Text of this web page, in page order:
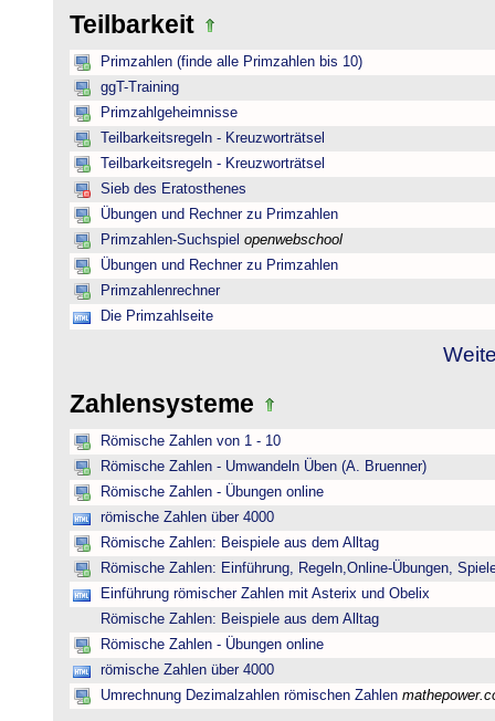
Teilbarkeit
Primzahlen (finde alle Primzahlen bis 10)
ggT-Training
Primzahlgeheimnisse
Teilbarkeitsregeln - Kreuzworträtsel
Teilbarkeitsregeln - Kreuzworträtsel
Sieb des Eratosthenes
Übungen und Rechner zu Primzahlen
Primzahlen-Suchspiel openwebschool
Übungen und Rechner zu Primzahlen
Primzahlenrechner
Die Primzahlseite
Zahlensysteme
Römische Zahlen von 1 - 10
Römische Zahlen - Umwandeln Üben (A. Bruenner)
Römische Zahlen - Übungen online
römische Zahlen über 4000
Römische Zahlen: Beispiele aus dem Alltag
Römische Zahlen: Einführung, Regeln,Online-Übungen,
Einführung römischer Zahlen mit Asterix und Obelix
Römische Zahlen: Beispiele aus dem Alltag
Römische Zahlen - Übungen online
römische Zahlen über 4000
Umrechnung Dezimalzahlen römischen Zahlen